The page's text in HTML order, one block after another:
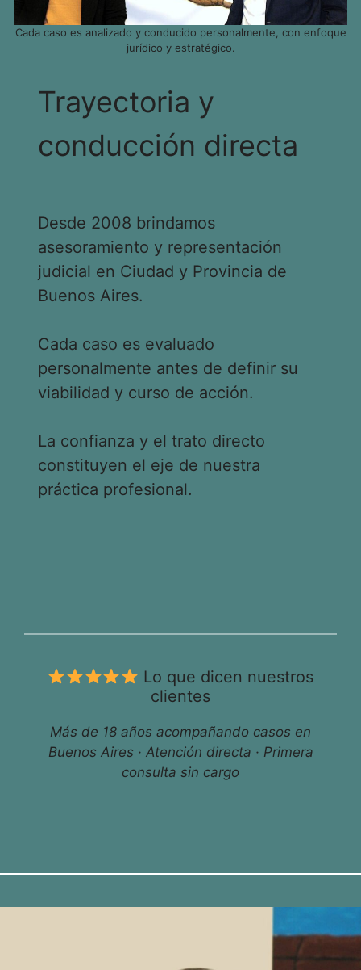
Cada caso es analizado y conducido personalmente, con enfoque
jurídico y estratégico.
Trayectoria y
conducción directa
Desde 2008 brindamos
asesoramiento y representación
judicial en Ciudad y Provincia de
Buenos Aires.
Cada caso es evaluado
personalmente antes de definir su
viabilidad y curso de acción.
La confianza y el trato directo
constituyen el eje de nuestra
práctica profesional.
Lo que dicen nuestros
clientes
Más de 18 años acompañando casos en
Buenos Aires · Atención directa · Primera
consulta sin cargo